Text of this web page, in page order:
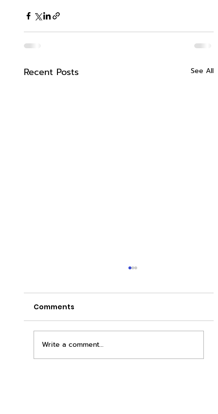
Recent Posts See All
Comments
Write a comment...